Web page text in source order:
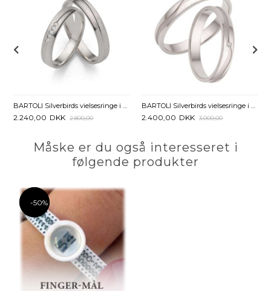
BARTOLI Silverbirds vielsesringe i Sølv med Zirkoniasten - 4 mm
2.240,00 DKK 2.800,00
BARTOLI Silverbirds vielsesringe i Sølv med Zirkoniasten - 3,5 mm
2.400,00 DKK 3.000,00
Måske er du også interesseret i
følgende produkter
-50%
-50%